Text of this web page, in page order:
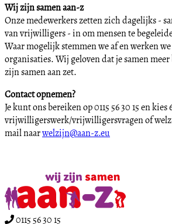
Wij zijn samen aan-z
Onze medewerkers zetten zich dagelijks -
van vrijwilligers - in om mensen te
Waar mogelijk stemmen we af en werken
organisaties. Wij geloven dat je samen
zijn samen aan zet.
Contact opnemen?
Je kunt ons bereiken op 0115 56 30 15 en kies
vrijwilligerswerk/vrijwilligersvragen of
mail naarwelzijn@aan-z.eu
0115 56 30 15